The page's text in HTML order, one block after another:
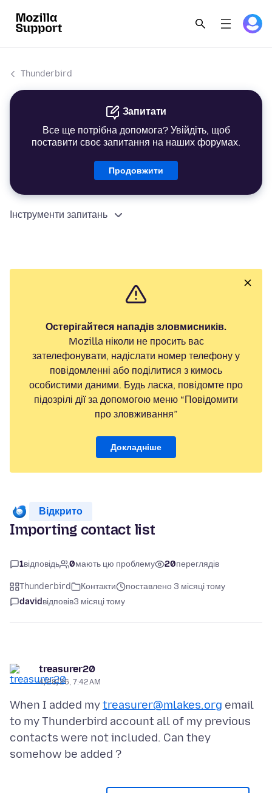
Thunderbird
Запитати
Все ще потрібна допомога? Увійдіть, щоб
поставити своє запитання на наших форумах.
Продовжити
Інструменти запитань
Остерігайтеся нападів зловмисників.
Mozilla ніколи не просить вас
зателефонувати, надіслати номер телефону у
повідомленні або поділитися з кимось
особистими даними. Будь ласка, повідомте про
підозрілі дії за допомогою меню “Повідомити
про зловживання”
Докладніше
Відкрито
Importing contact list
1відповідь 0мають цю проблему 20переглядів
Thunderbird Контакти
поставлено 3 місяці тому
davidвідповів3 місяці тому
treasurer20
4/28/26, 7:42 AM
When I added mytreasurer@mlakes.org email
to my Thunderbird account all of my previous
contacts were not included. Can they